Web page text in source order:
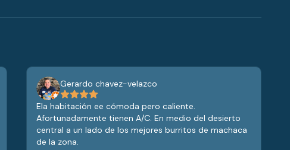
Gerardo chavez-velazco
Ela habitación ee cómoda pero caliente.
Afortunadamente tienen A/C. En medio del desierto
central a un lado de los mejores burritos de machaca
de la zona.